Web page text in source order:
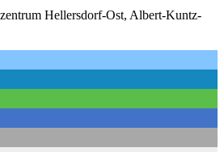
Hellersdorf-Ost, Albert-Kuntz-